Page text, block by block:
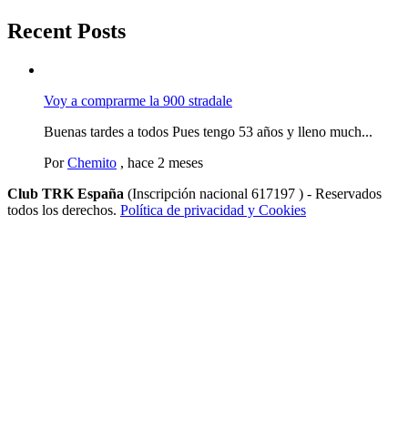
Recent Posts
Voy a comprarme la 900 stradale
Buenas tardes a todos Pues tengo 53 años y lleno much...
PorChemito , hace 2 meses
Club TRK España (Inscripción nacional 617197 ) - Reservados
todos los derechos. Política de privacidad y Cookies